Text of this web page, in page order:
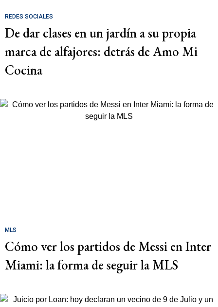
REDES SOCIALES
De dar clases en un jardín a su propia
marca de alfajores: detrás de Amo Mi
Cocina
MLS
Cómo ver los partidos de Messi en Inter
Miami: la forma de seguir la MLS